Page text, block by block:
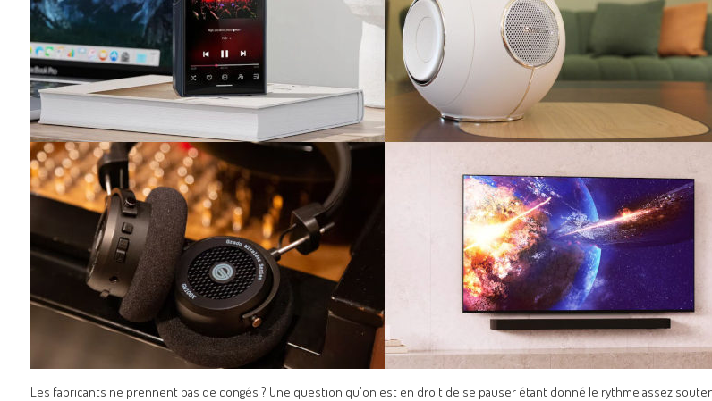
Les fabricants ne prennent pas de congés ? Une question qu'on est en droit de se pauser étant donné le rythme assez